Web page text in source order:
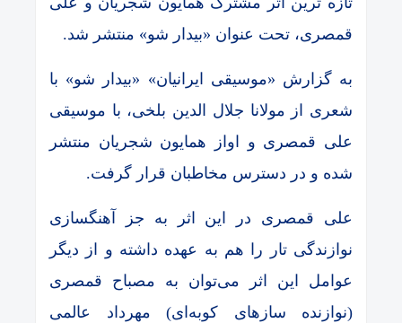
قمصری، تحت عنوان «بیدار شو» منتشر شد.
به گزارش «موسیقی ایرانیان» «بیدار شو» با
شعری از مولانا جلال الدین بلخی، با موسیقی
علی قمصری و اواز همایون شجریان منتشر
شده و در دسترس مخاطبان قرار گرفت.
علی قمصری در این اثر به جز آهنگسازی
نوازندگی تار را هم به عهده داشته و از دیگر
عوامل این اثر می‌توان به مصباح قمصری
(نوازنده سازهای کوبه‌ای) مهرداد عالمی